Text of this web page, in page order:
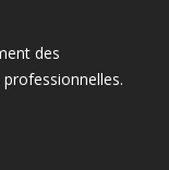
des